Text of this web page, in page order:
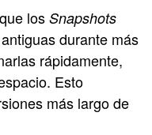
los Snapshots
durante más
rápidamente,
Esto
más largo de